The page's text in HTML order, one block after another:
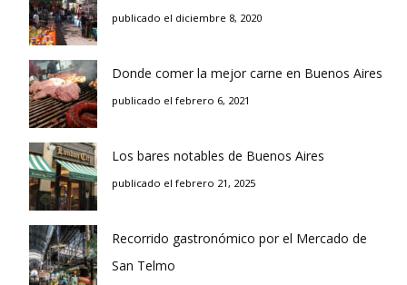
publicado el diciembre 8, 2020
Donde comer la mejor carne en Buenos Aires
publicado el febrero 6, 2021
Los bares notables de Buenos Aires
publicado el febrero 21, 2025
Recorrido gastronómico por el Mercado de
San Telmo